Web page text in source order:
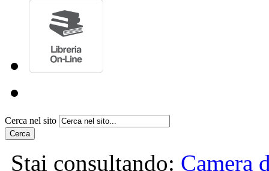
Cerca nel sito
Cerca
Stai consultando: Camera